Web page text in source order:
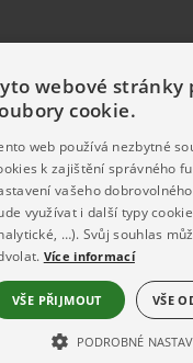
o regionu
Obecní úřad Hlavňovice
ŠumavaNet.CZ
webové stránky
cookie.
web používá nezbytné
k zajištění správného
vašeho
využívat i další typy
…). Svůj souhlas
Více informací
VŠE PŘIJMOUT VŠE
PODROBNÉ